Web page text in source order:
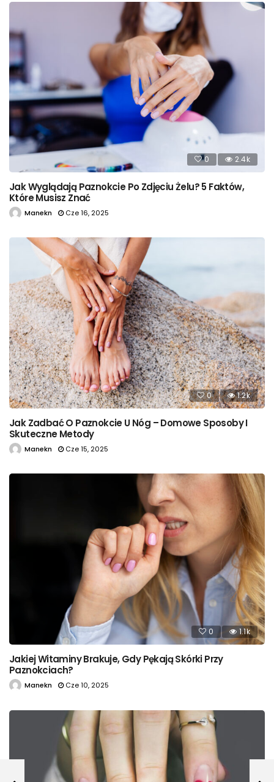
0 2.4k
Jak Wyglądają Paznokcie Po Zdjęciu Żelu? 5 Faktów,
Które Musisz Znać
Manekn Cze 16, 2025
0 1.2k
Jak Zadbać O Paznokcie U Nóg – Domowe Sposoby I
Skuteczne Metody
Manekn Cze 15, 2025
0 1.1k
Jakiej Witaminy Brakuje, Gdy Pękają Skórki Przy
Paznokciach?
Manekn Cze 10, 2025